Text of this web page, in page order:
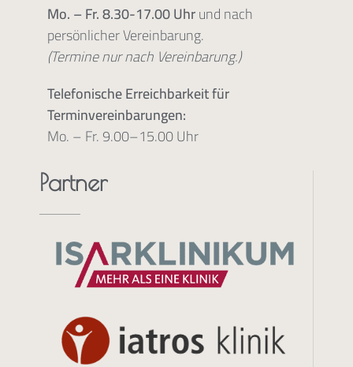
Mo. – Fr. 8.30-17.00 Uhrund nach
persönlicher Vereinbarung.
(Termine nur nach Vereinbarung.)
Telefonische Erreichbarkeit für
Terminvereinbarungen:
Mo. – Fr. 9.00–15.00 Uhr
Partner